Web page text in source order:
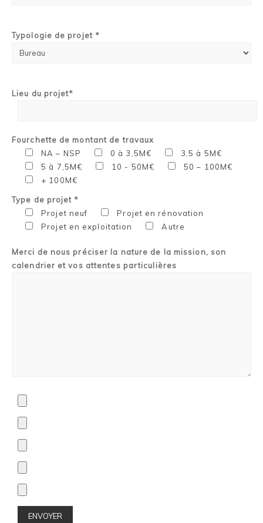
Typologie de projet *
Lieu du projet*
Fourchette de montant de travaux
NA – NSP
0 à 3,5M€
3,5 à 5M€
5 à 7,5M€
10 - 50M€
50 – 100M€
+ 100M€
Type de projet *
Projet neuf
Projet en rénovation
Projet en exploitation
Autre
Merci de nous préciser la nature de la mission, son
calendrier et vos attentes particulières